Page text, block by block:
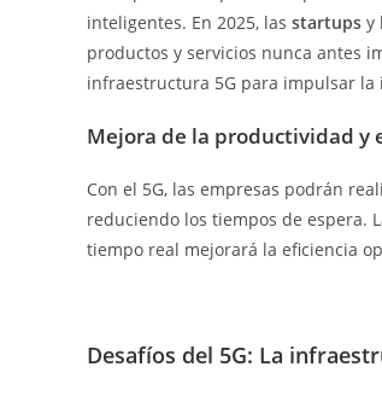
inteligentes. En 2025, las startups y
productos y servicios nunca antes
infraestructura 5G para impulsar
Mejora de la productividad y
Con el 5G, las empresas podrán
reduciendo los tiempos de espera.
tiempo real mejorará la eficiencia
Desafíos del 5G: La